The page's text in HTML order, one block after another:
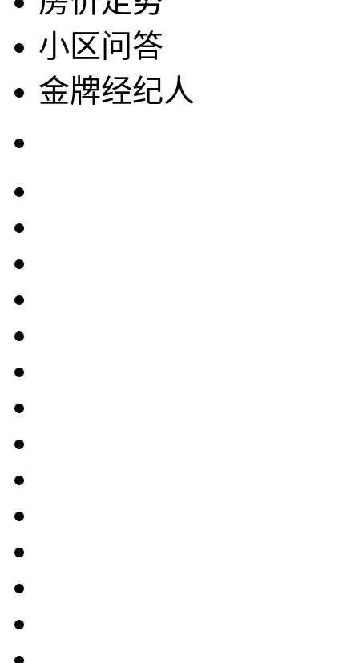
小区问答
金牌经纪人